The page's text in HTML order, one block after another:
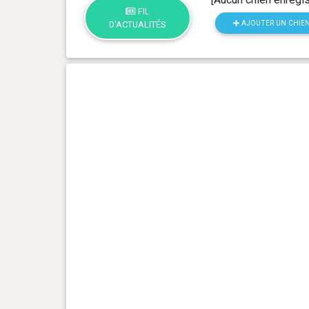
FIL
D'ACTUALITÉS
AJOUTER UN